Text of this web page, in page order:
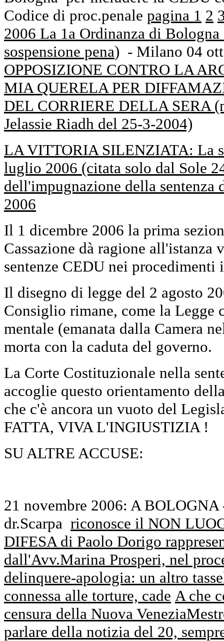
Codice di proc.penale pagina 1 2
2006 La 1a Ordinanza di Bologna
sospensione pena) - Milano 04
OPPOSIZIONE CONTRO LA
MIA QUERELA PER
DEL CORRIERE DELLA SERA
Jelassie Riadh del 25-3-2004)
LA VITTORIA SILENZIATA: La
luglio 2006 (citata solo dal Sole
dell'impugnazione della sentenza
2006
Il 1 dicembre 2006 la prima
Cassazione dà ragione all'istanza
sentenze CEDU nei procedimenti
Il disegno di legge del 2 agosto
Consiglio rimane, come la Legge
mentale (emanata dalla Camera
morta con la caduta del governo.
La Corte Costituzionale nella
accoglie questo orientamento
che c'è ancora un vuoto del
FATTA, VIVA L'INGIUSTIZIA !
SU ALTRE ACCUSE:
21 novembre 2006: A BOLOGNA
dr.Scarpa riconosce il NON
DIFESA di Paolo Dorigo
dall'Avv.Marina Prosperi, nel
delinquere-apologia: un altro
connessa alle torture, cade A che
censura della Nuova
parlare della notizia del 20,